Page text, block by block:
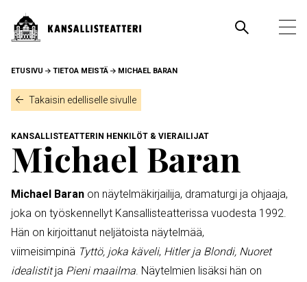
pääsisältöön
MURUPOLKU
ETUSIVU TIETOA MEISTÄ MICHAEL BARAN
Takaisin edelliselle sivulle
KANSALLISTEATTERIN HENKILÖT & VIERAILIJAT
Michael Baran
Michael Baran on näytelmäkirjailija, dramaturgi ja ohjaaja,
joka on työskennellyt Kansallisteatterissa vuodesta 1992.
Hän on kirjoittanut neljätoista näytelmää,
viimeisimpinä Tyttö, joka käveli, Hitler ja Blondi, Nuoret
idealistitja Pieni maailma . Näytelmien lisäksi hän on